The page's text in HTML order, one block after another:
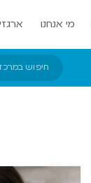
מי אנחנו